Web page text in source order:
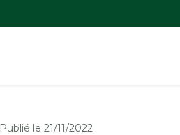
Publié le 21/11/2022